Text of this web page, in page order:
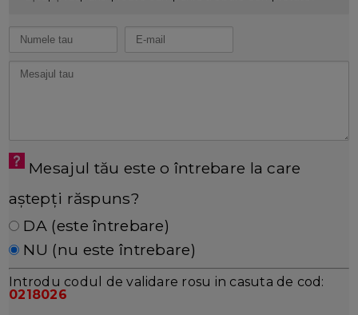
Mesajul tău este o întrebare la care
aștepți răspuns?
DA (este întrebare)
NU (nu este întrebare)
Introdu codul de validare rosu in casuta de cod:
0218026